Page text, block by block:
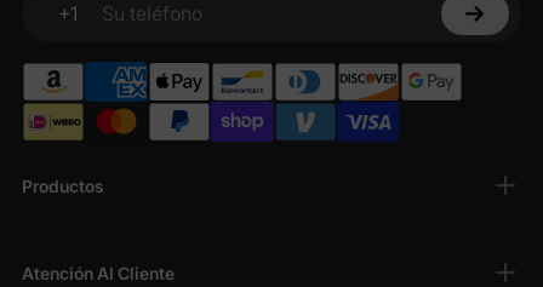
Productos
Atención Al Cliente
+1
Su teléfono